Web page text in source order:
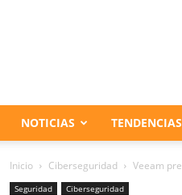
NOTICIAS TENDENCIAS
Inicio Ciberseguridad Veeam
Seguridad Ciberseguridad